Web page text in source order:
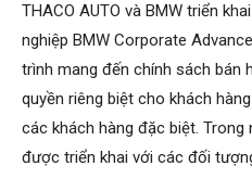
THACO AUTO và BMW triển
nghiệp BMW Corporate
trình mang đến chính sách bán
quyền riêng biệt cho khách
các khách hàng đặc biệt.
được triển khai với các đối